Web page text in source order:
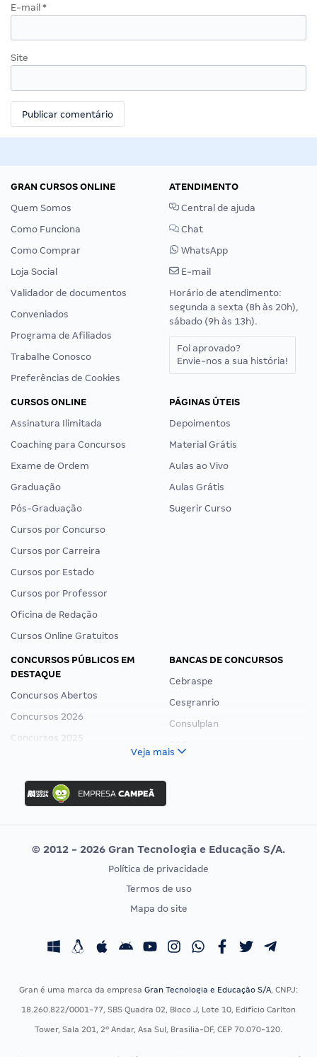
E-mail *
Site
GRAN CURSOS ONLINE
Quem Somos
Como Funciona
Como Comprar
Loja Social
Validador de documentos
Conveniados
Programa de Afiliados
Trabalhe Conosco
Preferências de Cookies
ATENDIMENTO
Central de ajuda
Chat
WhatsApp
E-mail
Horário de atendimento:
segunda a sexta (8h às 20h),
sábado (9h às 13h).
Foi aprovado?
Envie-nos a sua história!
CURSOS ONLINE
Assinatura Ilimitada
Coaching para Concursos
Exame de Ordem
Graduação
Pós-Graduação
Cursos por Concurso
Cursos por Carreira
Cursos por Estado
Cursos por Professor
Oficina de Redação
Cursos Online Gratuitos
PÁGINAS ÚTEIS
Depoimentos
Material Grátis
Aulas ao Vivo
Aulas Grátis
Sugerir Curso
CONCURSOS PÚBLICOS EM
DESTAQUE
Concursos Abertos
Concursos 2026
Concursos 2025
Concurso Nacional Unificado
Concurso Ibama
Concurso MPU
Editais publicados
BANCAS DE CONCURSOS
Cebraspe
Cesgranrio
Consulplan
Vunesp
CONCURSOS POR PROFISSÃO
Concursos Fiscais
EXAME DE ORDEM
Calendário OAB
Veja mais
© 2012 - 2026 Gran Tecnologia e Educação S/A.
Política de privacidade
Termos de uso
Mapa do site
Gran é uma marca da empresa Gran Tecnologia e Educação S/A, CNPJ:
18.260.822/0001-77, SBS Quadra 02, Bloco J, Lote 10, Edifício Carlton
Tower, Sala 201, 2º Andar, Asa Sul, Brasília-DF, CEP 70.070-120.